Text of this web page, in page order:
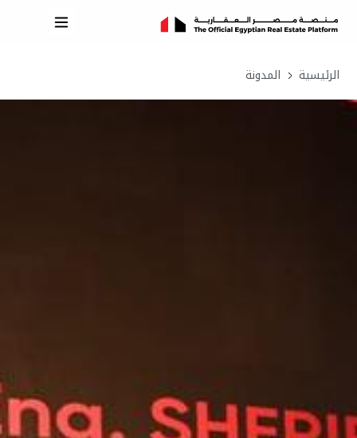
الرئيسية المدونة